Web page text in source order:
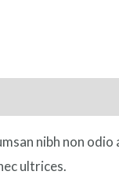
nibh non
ultrices.